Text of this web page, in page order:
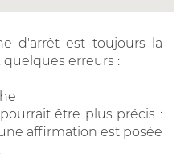
d'arrêt est toujours la
quelques erreurs :
être plus précis :
affirmation est posée